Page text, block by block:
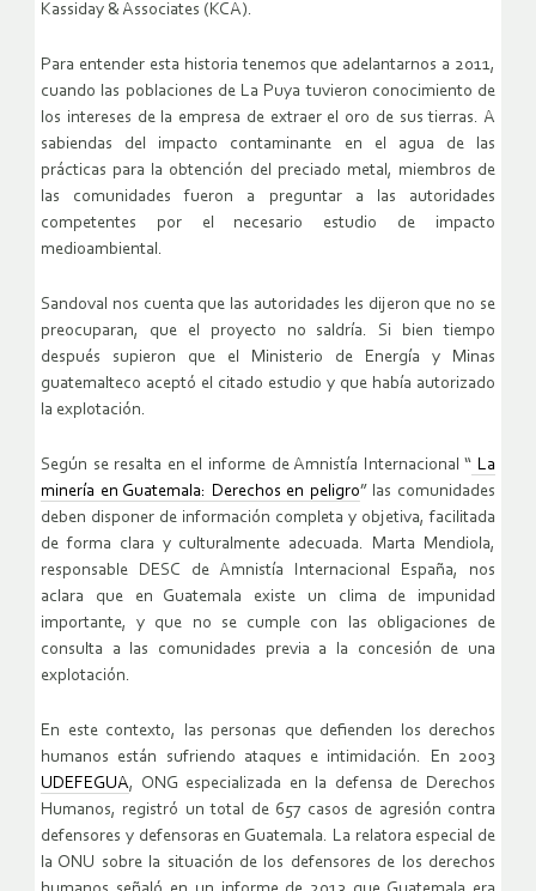
Kassiday & Associates (KCA).
Para entender esta historia tenemos que adelantarnos a 2011,
cuando las poblaciones de La Puya tuvieron conocimiento de
los intereses de la empresa de extraer el oro de sus tierras. A
sabiendas del impacto contaminante en el agua de las
prácticas para la obtención del preciado metal, miembros de
las comunidades fueron a preguntar a las autoridades
competentes por el necesario estudio de impacto
medioambiental.
Sandoval nos cuenta que las autoridades les dijeron que no se
preocuparan, que el proyecto no saldría. Si bien tiempo
después supieron que el Ministerio de Energía y Minas
guatemalteco aceptó el citado estudio y que había autorizado
la explotación.
Según se resalta en el informe de Amnistía Internacional “ La
minería en Guatemala: Derechos en peligro” las comunidades
deben disponer de información completa y objetiva, facilitada
de forma clara y culturalmente adecuada. Marta Mendiola,
responsable DESC de Amnistía Internacional España, nos
aclara que en Guatemala existe un clima de impunidad
importante, y que no se cumple con las obligaciones de
consulta a las comunidades previa a la concesión de una
explotación.
En este contexto, las personas que defienden los derechos
humanos están sufriendo ataques e intimidación. En 2003
UDEFEGUA, ONG especializada en la defensa de Derechos
Humanos, registró un total de 657 casos de agresión contra
defensores y defensoras en Guatemala. La relatora especial de
la ONU sobre la situación de los defensores de los derechos